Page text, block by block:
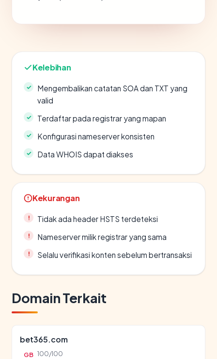
Kelebihan
Mengembalikan catatan SOA dan TXT yang
valid
Terdaftar pada registrar yang mapan
Konfigurasi nameserver konsisten
Data WHOIS dapat diakses
Kekurangan
Tidak ada header HSTS terdeteksi
Nameserver milik registrar yang sama
Selalu verifikasi konten sebelum bertransaksi
Domain Terkait
bet365.com
GB 100/100